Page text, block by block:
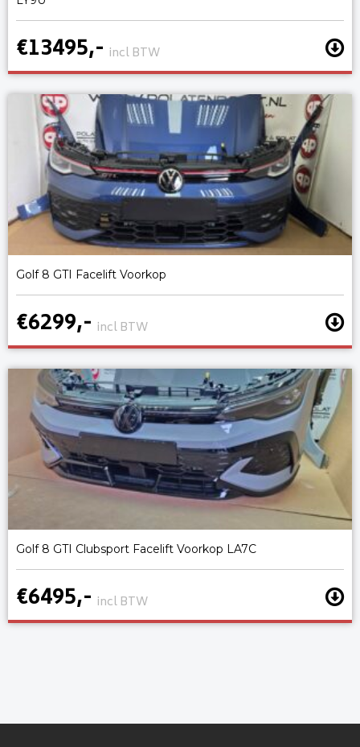
€13495,- incl BTW
Golf 8 GTI Facelift Voorkop
€6299,- incl BTW
Golf 8 GTI Clubsport Facelift Voorkop LA7C
€6495,- incl BTW